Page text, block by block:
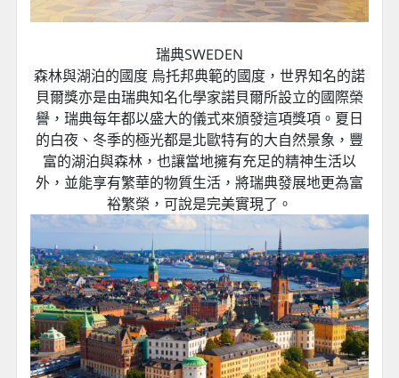
瑞典SWEDEN
森林與湖泊的國度 烏托邦典範的國度，世界知名的諾
貝爾獎亦是由瑞典知名化學家諾貝爾所設立的國際榮
譽，瑞典每年都以盛大的儀式來頒發這項獎項。夏日
的白夜、冬季的極光都是北歐特有的大自然景象，豐
富的湖泊與森林，也讓當地擁有充足的精神生活以
外，並能享有繁華的物質生活，將瑞典發展地更為富
裕繁榮，可說是完美實現了。